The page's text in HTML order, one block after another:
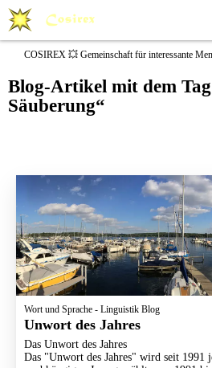
COSIREX 💥 Gemeinschaft für interessante
Blog-Artikel mit dem
Säuberung“
Wort und Sprache - Linguistik Blog
Unwort des Jahres
Das Unwort des Jahres
Das "Unwort des Jahres" wird seit 1991